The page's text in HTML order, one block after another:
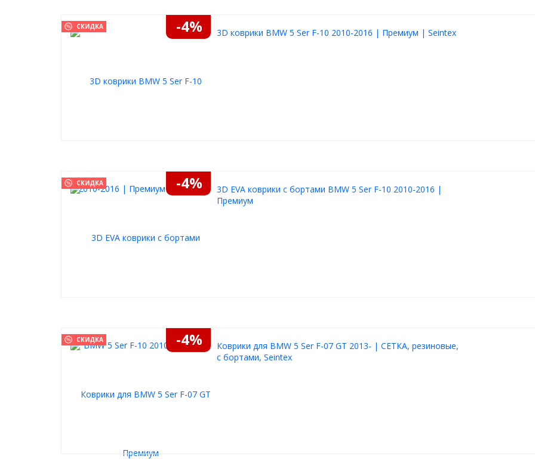
СКИДКА -4% 3D коврики BMW 5 Ser F-10 2010-2016 | Премиум | Seintex
СКИДКА -4%
3D EVA коврики с бортами BMW 5 Ser F-10 2010-2016 |
Премиум
СКИДКА -4%
Коврики для BMW 5 Ser F-07 GT 2013- | СЕТКА, резиновые,
с бортами, Seintex